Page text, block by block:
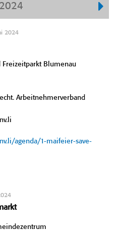
2024
Freizeitparkt Blumenau
Arbeitnehmerverband
agenda/1-maifeier-save-